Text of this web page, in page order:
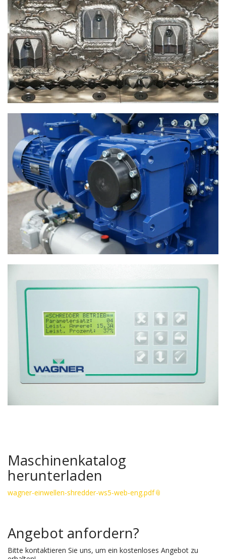
Maschinenkatalog
herunterladen
wagner-einwellen-shredder-ws5-web-eng.pdf
Angebot anfordern?
Bitte kontaktieren Sie uns, um ein kostenloses Angebot zu